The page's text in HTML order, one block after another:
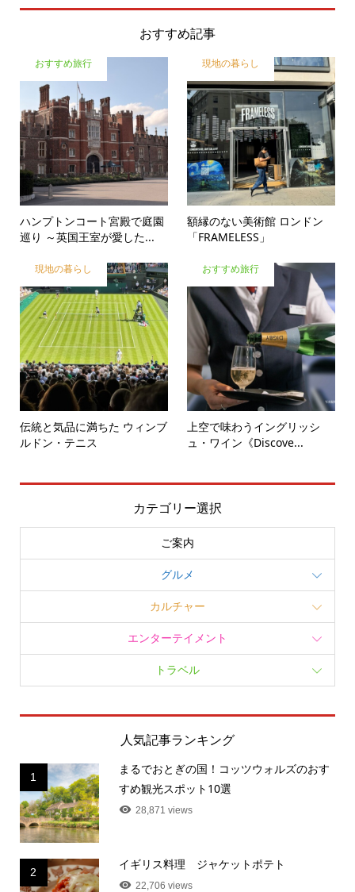
おすすめ記事
おすすめ旅行
ハンプトンコート宮殿で庭園
巡り ～英国王室が愛した...
現地の暮らし
額縁のない美術館 ロンドン
「FRAMELESS」
現地の暮らし
伝統と気品に満ちた ウィンブ
ルドン・テニス
おすすめ旅行
上空で味わうイングリッシ
ュ・ワイン《Discove...
カテゴリー選択
ご案内
グルメ
カルチャー
エンターテイメント
トラベル
人気記事ランキング
1
まるでおとぎの国！コッツウォルズのおす
すめ観光スポット10選
28,871 views
2
イギリス料理 ジャケットポテト
22,706 views